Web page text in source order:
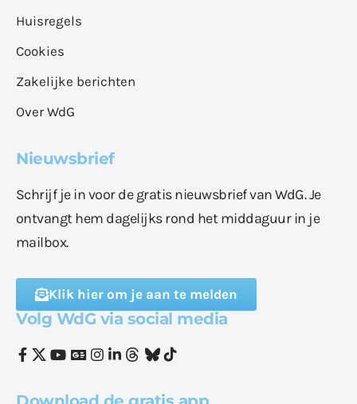
Huisregels
Cookies
Zakelijke berichten
Over WdG
Nieuwsbrief
Schrijf je in voor de gratis nieuwsbrief van WdG. Je
ontvangt hem dagelijks rond het middaguur in je
mailbox.
Klik hier om je aan te melden
Volg WdG via social media